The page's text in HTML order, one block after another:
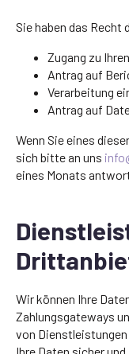
Sie haben das Recht
Zugang zu
Antrag auf
Verarbeitung
Antrag auf
Wenn Sie eines
sich bitte an uns
eines Monats
Wir können Ihre
Zahlungsgateways
von